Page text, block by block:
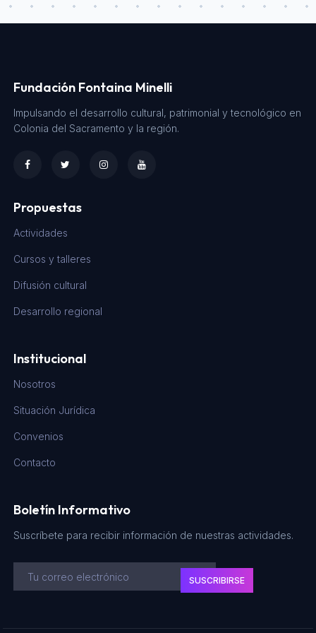
Fundación Fontaina Minelli
Impulsando el desarrollo cultural, patrimonial y tecnológico en
Colonia del Sacramento y la región.
Propuestas
Actividades
Cursos y talleres
Difusión cultural
Desarrollo regional
Institucional
Nosotros
Situación Jurídica
Convenios
Contacto
Boletín Informativo
Suscríbete para recibir información de nuestras actividades.
SUSCRIBIRSE